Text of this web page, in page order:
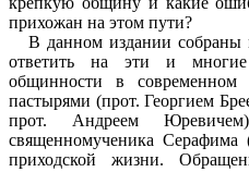
прихожан на этом пути?
В данном издании собраны
ответить на эти и
общинности в
пастырями (прот. Георгием
прот. Андреем
священномученика
приходской жизни.